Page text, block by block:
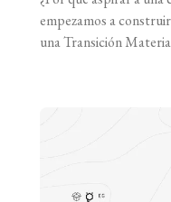
empezamos a
una Transición